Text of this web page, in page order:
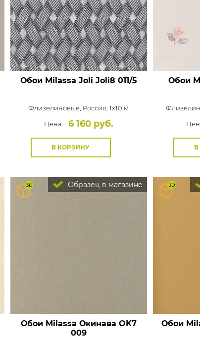
ПОКАЗАТЬ ВСЕ ОБОИ
Обои Milassa Joli Joli8 011/5
Флизелиновые, Россия, 1x10 м
Цена:
6 160 руб.
В КОРЗИНУ
Обои
Образец в магазине
Обои Milassa Окинава OK7
009
Обои